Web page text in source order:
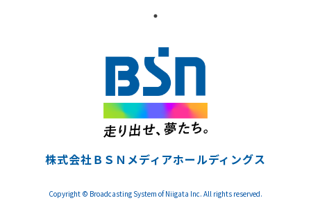
株式会社ＢＳＮメディアホールディングス
Copyright © Broadcasting System of Niigata Inc. All rights reserved.